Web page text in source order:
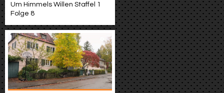
Um Himmels Willen Staffel 1
Folge 8